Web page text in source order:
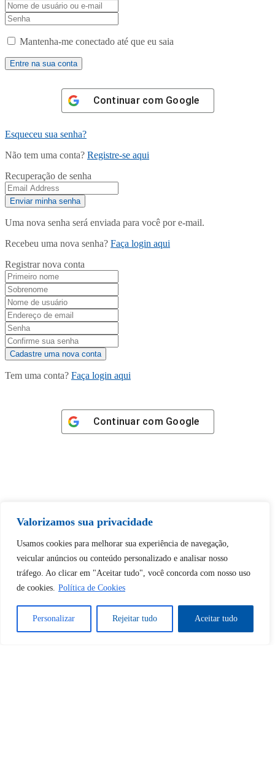
Valorizamos sua privacidade
Usamos cookies para melhorar sua experiência de navegação,
veicular anúncios ou conteúdo personalizado e analisar nosso
tráfego. Ao clicar em "Aceitar tudo", você concorda com nosso uso
de cookies. Política de Cookies
Personalizar Rejeitar tudo Aceitar tudo
Mantenha-me conectado até que eu saia
Continuar com Google
Esqueceu sua senha?
Não tem uma conta? Registre-se aqui
Recuperação de senha
Uma nova senha será enviada para você por e-mail.
Recebeu uma nova senha? Faça login aqui
Registrar nova conta
Tem uma conta? Faça login aqui
Continuar com Google
desbloquear esta publicação?
Desbloquear esquerda : 0
Sim